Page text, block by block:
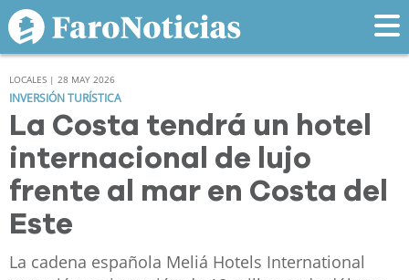
LOCALES | 28 MAY 2026
INVERSIÓN TURÍSTICA
La Costa tendrá un hotel
internacional de lujo
frente al mar en Costa del
Este
La cadena española Meliá Hotels International